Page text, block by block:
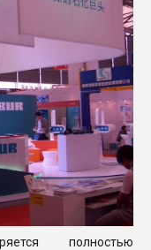
полностью